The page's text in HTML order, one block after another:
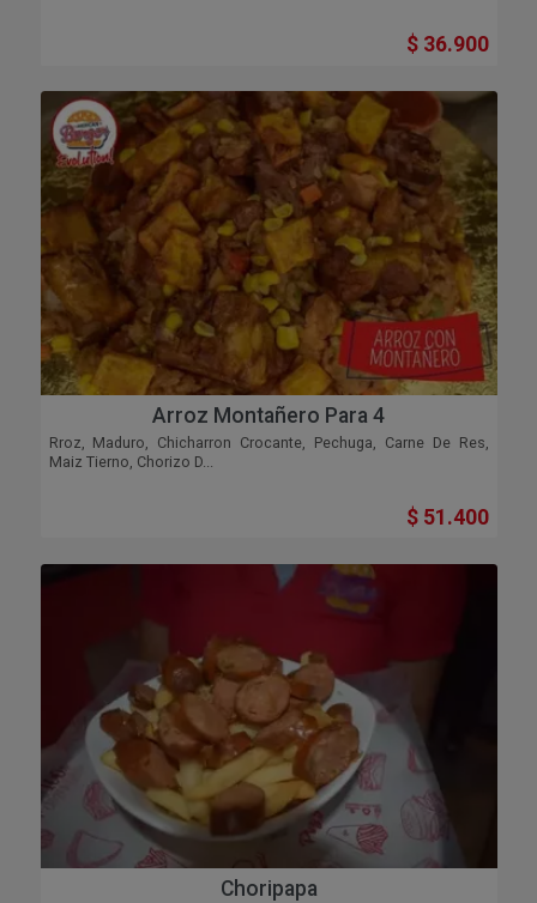
$ 36.900
Arroz Montañero Para 4
Rroz, Maduro, Chicharron Crocante, Pechuga, Carne De Res,
Maiz Tierno, Chorizo D...
$ 51.400
Choripapa